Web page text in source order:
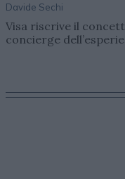
Davide Sechi
Visa riscrive il
concierge